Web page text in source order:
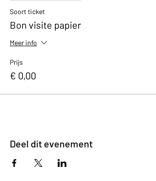
Soort ticket
Bon visite papier
Meer info
Prijs
€ 0,00
Deel dit evenement